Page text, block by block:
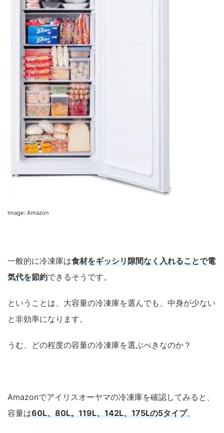
Image: Amazon
一般的に冷凍庫は食材をギッシリ隙間なく入れることで電
気代を節約できるそうです。
ということは、大容量の冷凍庫を選んでも、中身が少ない
と非効率になります。
うむ、どの程度の容量の冷凍庫を選ぶべきなのか？
Amazonでアイリスオーヤマの冷凍庫を確認してみると、
容量は60L、80L。119L、142L、175Lの5タイプ。